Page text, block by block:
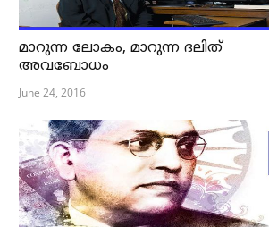
മാറുന്ന ലോകം, മാറുന്ന ദലിത്
അവബോധം
June 24, 2016